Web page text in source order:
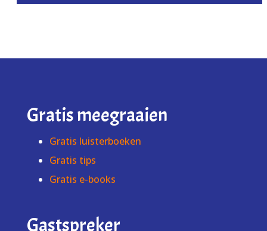
Gratis meegraaien
Gratis luisterboeken
Gratis tips
Gratis e-books
Gastspreker